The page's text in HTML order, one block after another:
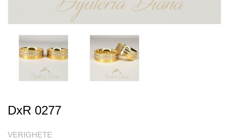
DxR 0277
VERIGHETE